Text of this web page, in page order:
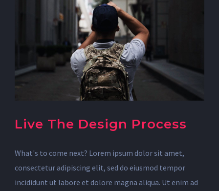
Live The Design Process
What's to come next? Lorem ipsum dolor sit amet,
consectetur adipiscing elit, sed do eiusmod tempor
incididunt ut labore et dolore magna aliqua. Ut enim ad